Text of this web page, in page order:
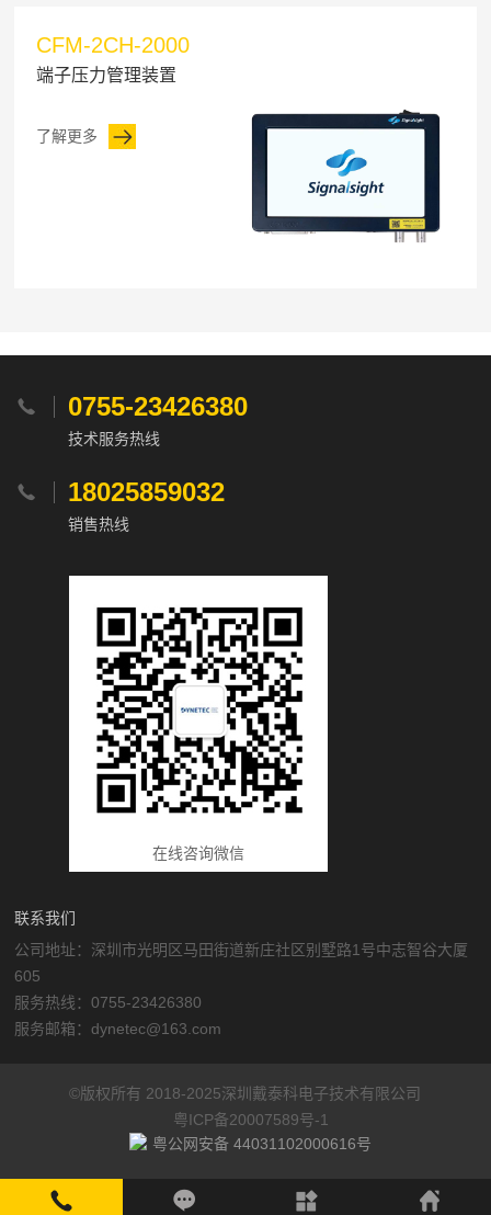
CFM-2CH-2000
端子压力管理装置
了解更多
 0755-23426380
技术服务热线
 18025859032
销售热线
在线咨询微信
联系我们
公司地址：深圳市光明区马田街道新庄社区别墅路1号中志智谷大厦
605
服务热线：0755-23426380
服务邮箱：dynetec@163.com
©版权所有 2018-2025深圳戴泰科电子技术有限公司
粤ICP备20007589号-1
粤公网安备 44031102000616号
